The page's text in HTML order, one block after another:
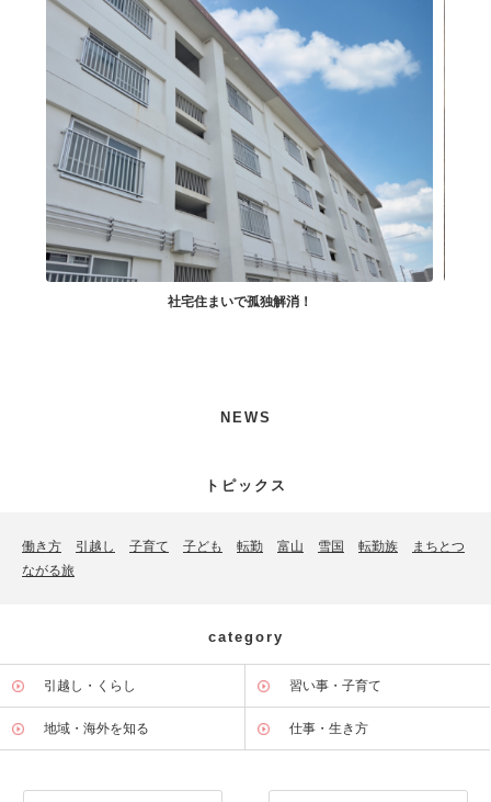
社宅住まいで孤独解消！
NEWS
トピックス
働き方 引越し 子育て 子ども 転勤 富山 雪国 転勤族
まちとつ
ながる旅
category
引越し・くらし 習い事・子育て
地域・海外を知る 仕事・生き方